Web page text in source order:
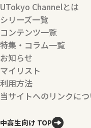
UTokyo Channelとは
シリーズ一覧
コンテンツ一覧
特集・コラム一覧
お知らせ
マイリスト
利用方法
当サイトへのリンクに
中高生向け TOP